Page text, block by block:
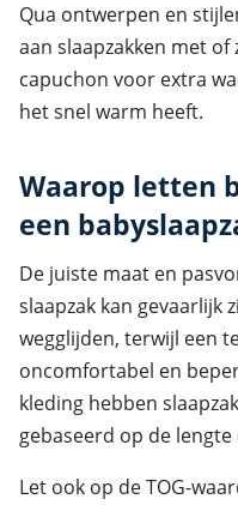
Qua ontwerpen en
aan slaapzakken met
capuchon voor extra
het snel warm heeft.
Waarop letten
een
De juiste maat en
slaapzak kan gevaarlijk
wegglijden, terwijl een
oncomfortabel en
kleding hebben
gebaseerd op de
Let ook op de TOG-